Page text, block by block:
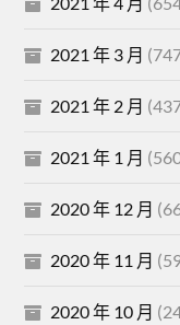
2021 年 3 月
2021 年 2 月
2021 年 1 月
2020 年 12 月
2020 年 11 月
2020 年 10 月